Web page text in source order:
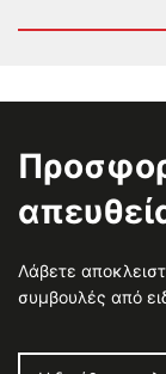
Λάβετε
συμβουλές από